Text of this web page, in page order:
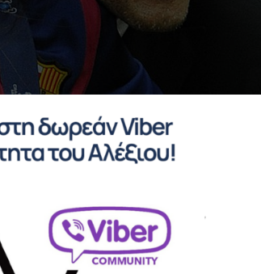
επί της Ισπανίας με 4-2 (1-1 ο κανονικός